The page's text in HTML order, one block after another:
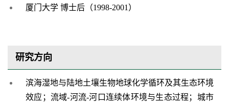
厦门大学 博士后（1998-2001）
研究方向
滨海湿地与陆地土壤生物地球化学循环及其生态环境
效应；流域-河流-河口连续体环境与生态过程；城市